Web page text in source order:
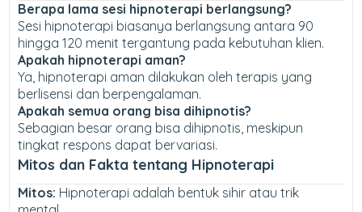
Berapa lama sesi hipnoterapi berlangsung?
Sesi hipnoterapi biasanya berlangsung antara 90
hingga 120 menit tergantung pada kebutuhan klien.
Apakah hipnoterapi aman?
Ya, hipnoterapi aman dilakukan oleh terapis yang
berlisensi dan berpengalaman.
Apakah semua orang bisa dihipnotis?
Sebagian besar orang bisa dihipnotis, meskipun
tingkat respons dapat bervariasi.
Mitos dan Fakta tentang Hipnoterapi
Mitos: Hipnoterapi adalah bentuk sihir atau trik